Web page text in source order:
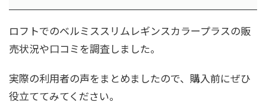
ロフトでのベルミススリムレギンスカラープラスの販
売状況や口コミを調査しました。
実際の利用者の声をまとめましたので、購入前にぜひ
役立ててみてください。